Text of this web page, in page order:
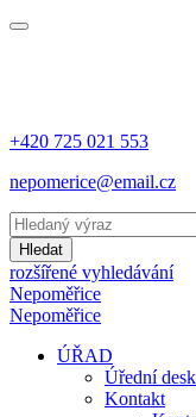
+420 725 021 553
nepomerice@email.cz
Hledat
rozšířené vyhledávání
Nepoměřice
Nepoměřice
ÚŘAD
Úřední
Kontakt